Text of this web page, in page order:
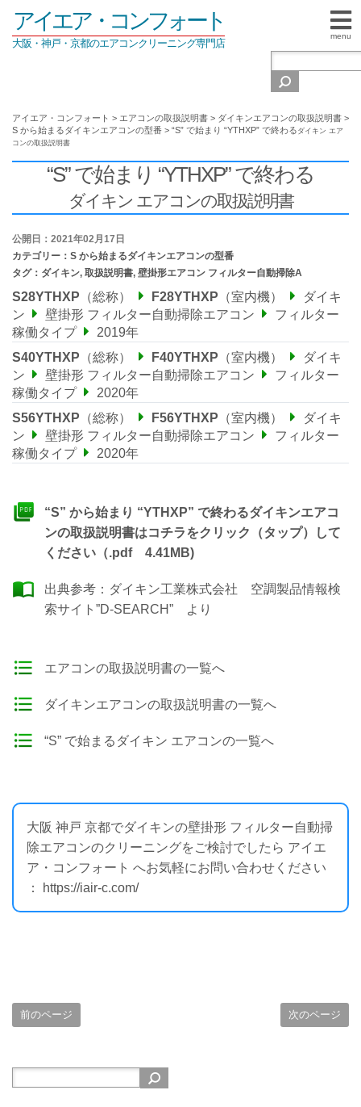
menu
アイエア・コンフォート
大阪・神戸・京都のエアコンクリーニング専門店
アイエア・コンフォート > エアコンの取扱説明書 > ダイキンエアコンの取扱説明書 >
S から始まるダイキンエアコンの型番 > “S” で始まり “YTHXP” で終わる ダイキン エア
コンの取扱説明書
“S” で始まり “YTHXP” で終わる
ダイキン エアコンの取扱説明書
公開日：2021年02月17日
カテゴリー： S から始まるダイキンエアコンの型番
タグ： ダイキン, 取扱説明書, 壁掛形エアコン フィルター自動掃除A
S28YTHXP （総称） F28YTHXP （室内機）
ダイキ
ン
壁掛形 フィルター自動掃除エアコン
フィルター
稼働タイプ
2019年
S40YTHXP （総称） F40YTHXP （室内機）
ダイキ
ン
壁掛形 フィルター自動掃除エアコン
フィルター
稼働タイプ
2020年
S56YTHXP （総称） F56YTHXP （室内機）
ダイキ
ン
壁掛形 フィルター自動掃除エアコン
フィルター
稼働タイプ
2020年
“S” から始まり “YTHXP” で終わるダイキンエアコ
ンの取扱説明書はコチラをクリック（タップ）して
ください（.pdf 4.41MB)
出典参考： ダイキン工業株式会社 空調製品情報検
索サイト”D-SEARCH” より
エアコンの取扱説明書の一覧へ
ダイキンエアコンの取扱説明書の一覧へ
“S” で始まるダイキン エアコンの一覧へ
大阪 神戸 京都でダイキンの壁掛形 フィルター自動掃
除エアコンのクリーニングをご検討でしたら アイエ
ア・コンフォート へお気軽にお問い合わせください
： https://iair-c.com/
前のページ 次のページ